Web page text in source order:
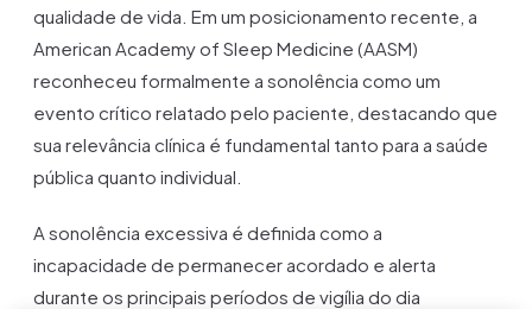
qualidade de vida. Em um posicionamento recente, a
American Academy of Sleep Medicine (AASM)
reconheceu formalmente a sonolência como um
evento crítico relatado pelo paciente, destacando que
sua relevância clínica é fundamental tanto para a saúde
pública quanto individual.
A sonolência excessiva é definida como a
incapacidade de permanecer acordado e alerta
durante os principais períodos de vigília do dia